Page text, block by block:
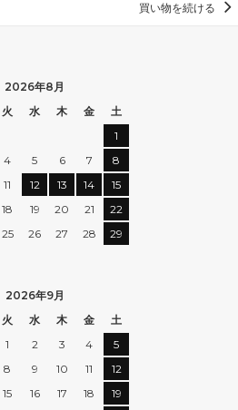
買い物を続ける
2026年8月
火 水 木 金
土
1
4 5 6 7
8
11 12 13 14
15
18 19 20 21
22
25 26 27 28
29
2026年9月
火 水 木 金
土
1
2 3 4
5
8 9 10 11
12
15 16 17 18
19